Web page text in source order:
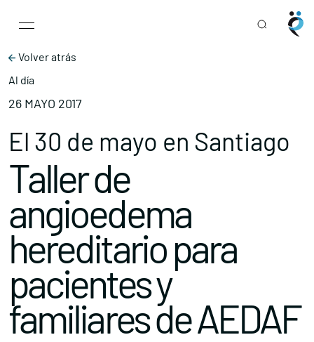
Main Navigation
Volver atrás
Al día
26 MAYO 2017
El 30 de mayo en Santiago
Taller de
angioedema
hereditario para
pacientes y
familiares de AEDAF